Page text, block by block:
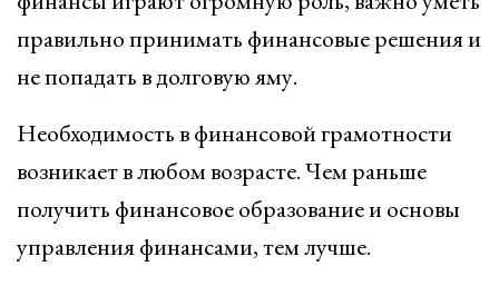
правильно принимать финансовые решения и
не попадать в долговую яму.
Необходимость в финансовой грамотности
возникает в любом возрасте. Чем раньше
получить финансовое образование и основы
управления финансами, тем лучше.